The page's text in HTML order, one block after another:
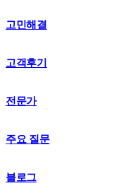
고민해결
고객후기
전문가
주요 질문
블로그